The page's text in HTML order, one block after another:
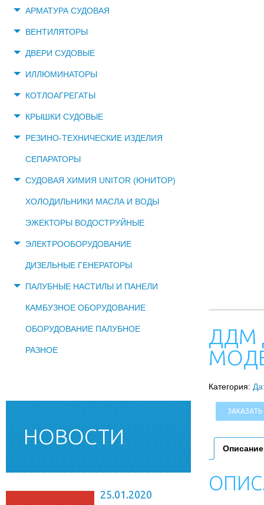
АРМАТУРА СУДОВАЯ
ВЕНТИЛЯТОРЫ
ДВЕРИ СУДОВЫЕ
ИЛЛЮМИНАТОРЫ
КОТЛОАГРЕГАТЫ
КРЫШКИ СУДОВЫЕ
РЕЗИНО-ТЕХНИЧЕСКИЕ ИЗДЕЛИЯ
СЕПАРАТОРЫ
СУДОВАЯ ХИМИЯ UNITOR (ЮНИТОР)
ХОЛОДИЛЬНИКИ МАСЛА И ВОДЫ
ЭЖЕКТОРЫ ВОДОСТРУЙНЫЕ
ЭЛЕКТРООБОРУДОВАНИЕ
ДИЗЕЛЬНЫЕ ГЕНЕРАТОРЫ
ПАЛУБНЫЕ НАСТИЛЫ И ПАНЕЛИ
КАМБУЗНОЕ ОБОРУДОВАНИЕ
ОБОРУДОВАНИЕ ПАЛУБНОЕ
РАЗНОЕ
НОВОСТИ
25.01.2020
ДДМ
Категория:
ЗАКАЗАТЬ
Описание